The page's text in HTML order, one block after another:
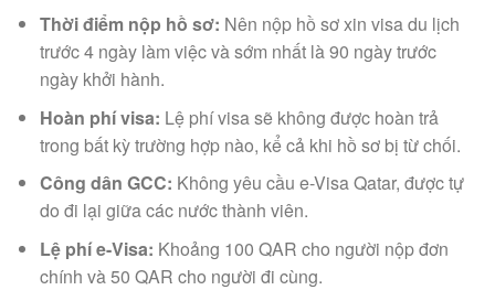
Thời điểm nộp hồ sơ: Nên nộp hồ sơ xin visa du lịch
trước 4 ngày làm việc và sớm nhất là 90 ngày trước
ngày khởi hành.
Hoàn phí visa: Lệ phí visa sẽ không được hoàn trả
trong bất kỳ trường hợp nào, kể cả khi hồ sơ bị từ chối.
Công dân GCC: Không yêu cầu e-Visa Qatar, được tự
do đi lại giữa các nước thành viên.
Lệ phí e-Visa: Khoảng 100 QAR cho người nộp đơn
chính và 50 QAR cho người đi cùng.